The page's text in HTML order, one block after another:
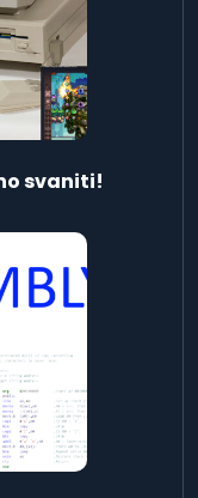
svaniti!